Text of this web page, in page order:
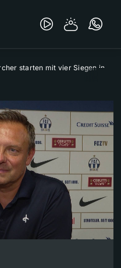
starten mit vier Siegen in